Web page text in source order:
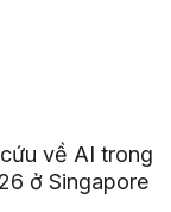
về AI trong
ở Singapore